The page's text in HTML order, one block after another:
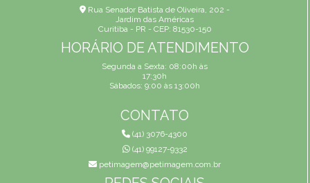
Rua Senador Batista de Oliveira, 202 -
Jardim das Américas
Curitiba - PR - CEP: 81530-150
HORÁRIO DE ATENDIMENTO
Segunda a Sexta: 08:00h às
17:30h
Sábados: 9:00 às 13:00h
CONTATO
(41) 3076-4300
(41) 99127-9332
petimagem@petimagem.com.br